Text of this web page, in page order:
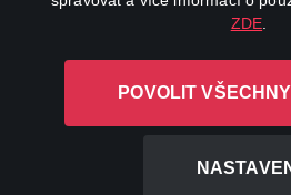
ZDE
POVOLIT
L-1246 Luxembourg R.C.S.